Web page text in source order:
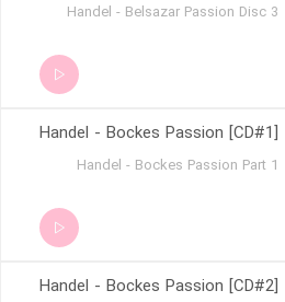
Un Folle (Oronte) 19 2_11_ Eccomi A'
Prati (Ruggiero) 21 2_12_ Ah! Ruggiero
Crude! (Alcina) 22 2_12_ Ombre Pallide
Handel - Belsazar Passion Disc 3
Handel - Bockes Passion [CD#1]
Handel - Bockes Passion Part 1
Handel - Bockes Passion [CD#2]